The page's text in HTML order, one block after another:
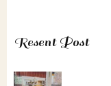
Resent Post